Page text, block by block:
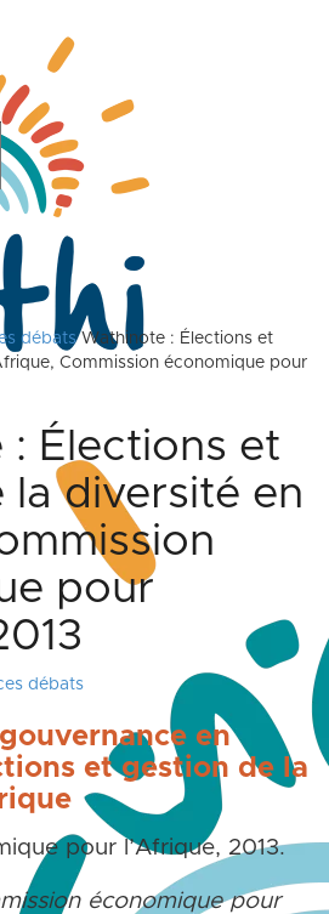
débats Wathinote : Élections et
Commission économique pour
Élections et
la diversité en
pour
débats
en
et gestion de la
pour l’Afrique, 2013.
économique pour